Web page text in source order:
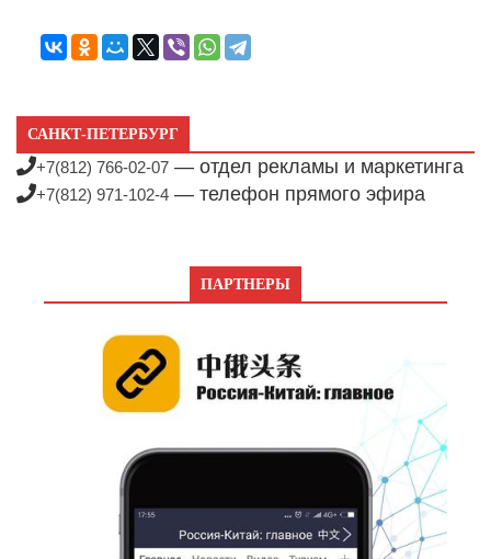
САНКТ-ПЕТЕРБУРГ
+7(812) 766-02-07 — отдел рекламы и маркетинга
+7(812) 971-102-4 — телефон прямого эфира
ПАРТНЕРЫ